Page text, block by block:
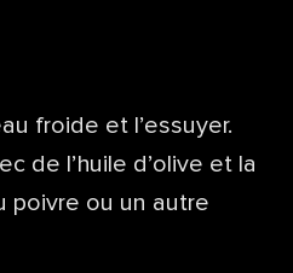
froide et l’essuyer.
de l’huile d’olive et la
poivre ou un autre